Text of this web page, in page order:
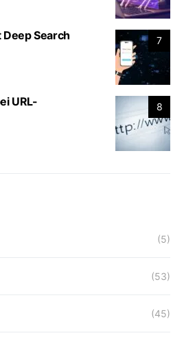
7
Deep Search
8
URL-
(5)
(53)
(45)